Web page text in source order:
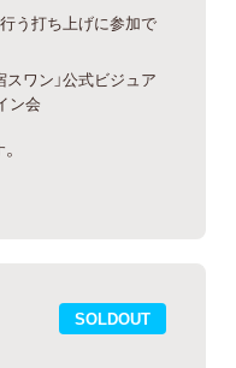
う打ち上げに参加で
ワン」公式ビジュア
ン会
SOLDOUT